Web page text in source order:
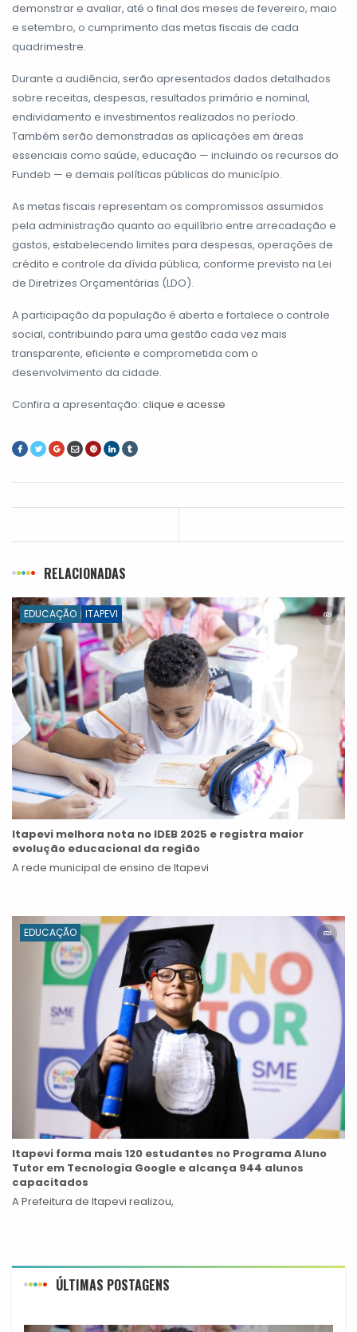
demonstrar e avaliar, até o final dos meses de fevereiro, maio
e setembro, o cumprimento das metas fiscais de cada
quadrimestre.
Durante a audiência, serão apresentados dados detalhados
sobre receitas, despesas, resultados primário e nominal,
endividamento e investimentos realizados no período.
Também serão demonstradas as aplicações em áreas
essenciais como saúde, educação — incluindo os recursos do
Fundeb — e demais políticas públicas do município.
As metas fiscais representam os compromissos assumidos
pela administração quanto ao equilíbrio entre arrecadação e
gastos, estabelecendo limites para despesas, operações de
crédito e controle da dívida pública, conforme previsto na Lei
de Diretrizes Orçamentárias (LDO).
A participação da população é aberta e fortalece o controle
social, contribuindo para uma gestão cada vez mais
transparente, eficiente e comprometida com o
desenvolvimento da cidade.
Confira a apresentação: clique e acesse
RELACIONADAS
EDUCAÇÃO ITAPEVI
Itapevi melhora nota no IDEB 2025 e registra maior
evolução educacional da região
A rede municipal de ensino de Itapevi
EDUCAÇÃO
Itapevi forma mais 120 estudantes no Programa Aluno
Tutor em Tecnologia Google e alcança 944 alunos
capacitados
A Prefeitura de Itapevi realizou,
ÚLTIMAS POSTAGENS